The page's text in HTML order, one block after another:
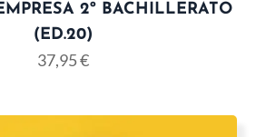
2º BACHILLERATO
(ED.20)
37,95€